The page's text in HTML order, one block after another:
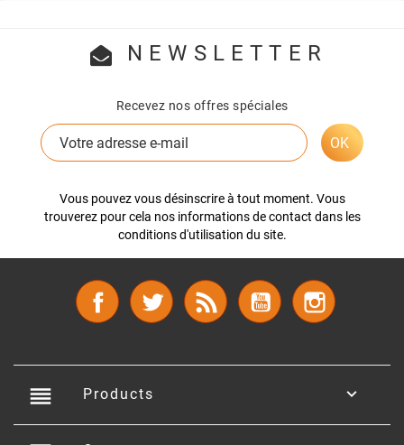
NEWSLETTER
Recevez nos offres spéciales
Vous pouvez vous désinscrire à tout moment. Vous
trouverez pour cela nos informations de contact dans les
conditions d'utilisation du site.
Facebook Twitter Rss YouTube
reorder Products 